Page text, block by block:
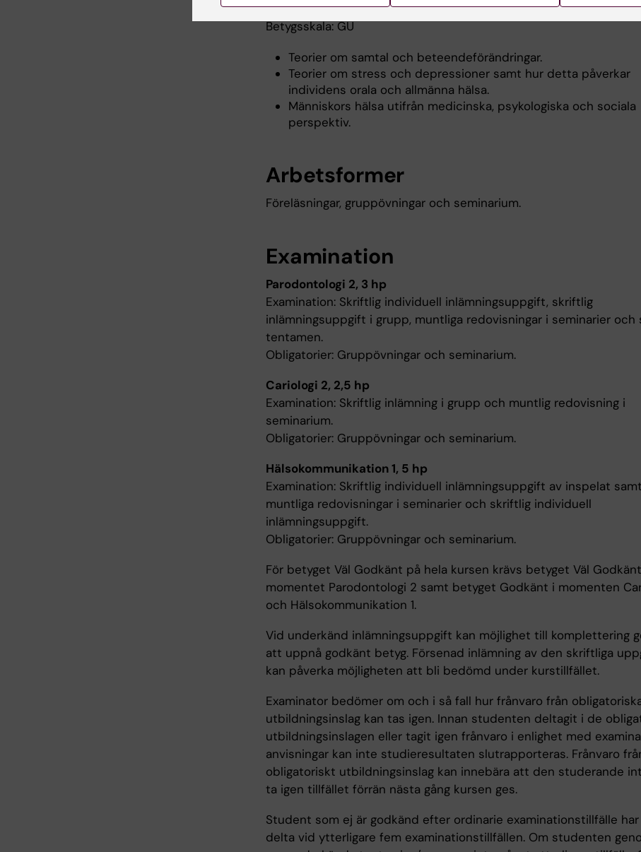
Hälsokommunikation 1, 5 hp
Betygsskala: GU
Teorier om samtal och beteendeförändringar.
Teorier om stress och depressioner samt hur detta påverkar
individens orala och allmänna hälsa.
Människors hälsa utifrån medicinska, psykologiska och sociala
perspektiv.
Arbetsformer
Föreläsningar, gruppövningar och seminarium.
Examination
Parodontologi 2, 3 hp
Examination: Skriftlig individuell inlämningsuppgift, skriftlig
inlämningsuppgift i grupp, muntliga redovisningar i seminarier och
tentamen.
Obligatorier: Gruppövningar och seminarium.
Cariologi 2, 2,5 hp
Examination: Skriftlig inlämning i grupp och muntlig redovisning i
seminarium.
Obligatorier: Gruppövningar och seminarium.
Hälsokommunikation 1, 5 hp
Examination: Skriftlig individuell inlämningsuppgift av inspelat
muntliga redovisningar i seminarier och skriftlig individuell
inlämningsuppgift.
Obligatorier: Gruppövningar och seminarium.
För betyget Väl Godkänt på hela kursen krävs betyget Väl
momentet Parodontologi 2 samt betyget Godkänt i momenten
och Hälsokommunikation 1.
Vid underkänd inlämningsuppgift kan möjlighet till komplettering
att uppnå godkänt betyg. Försenad inlämning av den skriftliga
kan påverka möjligheten att bli bedömd under kurstillfället.
Examinator bedömer om och i så fall hur frånvaro från
utbildningsinslag kan tas igen. Innan studenten deltagit i de
utbildningsinslagen eller tagit igen frånvaro i enlighet med
anvisningar kan inte studieresultaten slutrapporteras. Frånvaro
obligatoriskt utbildningsinslag kan innebära att den studerande
ta igen tillfället förrän nästa gång kursen ges.
Student som ej är godkänd efter ordinarie examinationstillfälle
delta vid ytterligare fem examinationstillfällen. Om studenten